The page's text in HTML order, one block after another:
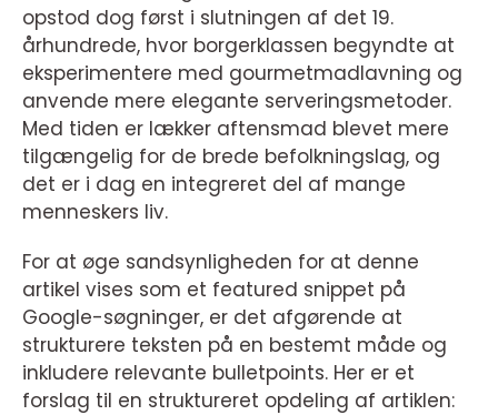
opstod dog først i slutningen af det 19.
århundrede, hvor borgerklassen begyndte at
eksperimentere med gourmetmadlavning og
anvende mere elegante serveringsmetoder.
Med tiden er lækker aftensmad blevet mere
tilgængelig for de brede befolkningslag, og
det er i dag en integreret del af mange
menneskers liv.
For at øge sandsynligheden for at denne
artikel vises som et featured snippet på
Google-søgninger, er det afgørende at
strukturere teksten på en bestemt måde og
inkludere relevante bulletpoints. Her er et
forslag til en struktureret opdeling af artiklen: